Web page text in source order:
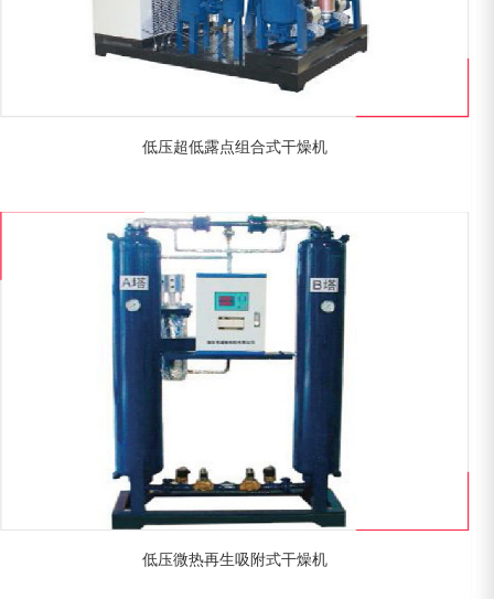
低压超低露点组合式干燥机
低压微热再生吸附式干燥机